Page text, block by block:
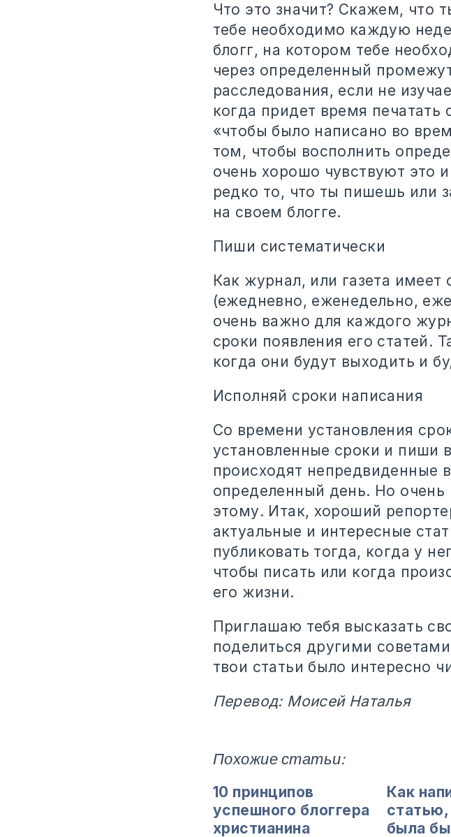
Что это значит? Скажем, что
тебе необходимо каждую
блогг, на котором тебе
через определенный
расследования, если не
когда придет время
«чтобы было написано во
том, чтобы восполнить
очень хорошо чувствуют это
редко то, что ты пишешь или
на своем блогге.
Пиши систематически
Как журнал, или газета
(ежедневно, еженедельно,
очень важно для каждого
сроки появления его статей.
когда они будут выходить и
Исполняй сроки написания
Со времени установления
установленные сроки и пиши
происходят непредвиденные
определенный день. Но
этому. Итак, хороший
актуальные и интересные
публиковать тогда, когда у
чтобы писать или когда
его жизни.
Приглашаю тебя высказать
поделиться другими
твои статьи было интересно
Перевод: Моисей Наталья
Похожие статьи:
10 принципов
успешного блоггера
христианина
Как
статью,
была